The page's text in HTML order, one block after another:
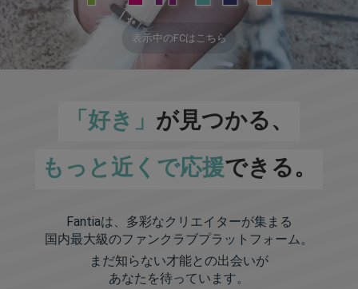
表示中のFCはこちら
「好き」 が見つかる、
もっと近くで応援できる。
Fantiaは、多彩なクリエイターが集まる
国内最大級のファンクラブプラットフォーム。
まだ知らない才能との出会いが
あなたを待っています。